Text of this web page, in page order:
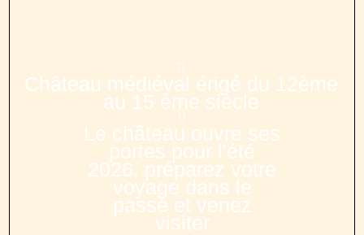
Château médiéval érigé du 12ème
au 15 ème siècle
Le château ouvre ses
portes pour l'été
2026, préparez votre
voyage dans le
passé et venez
visiter